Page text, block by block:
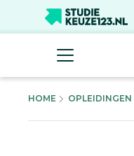
HOME OPLEIDINGEN